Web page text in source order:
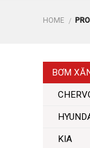
HOME /
BƠM
KIA